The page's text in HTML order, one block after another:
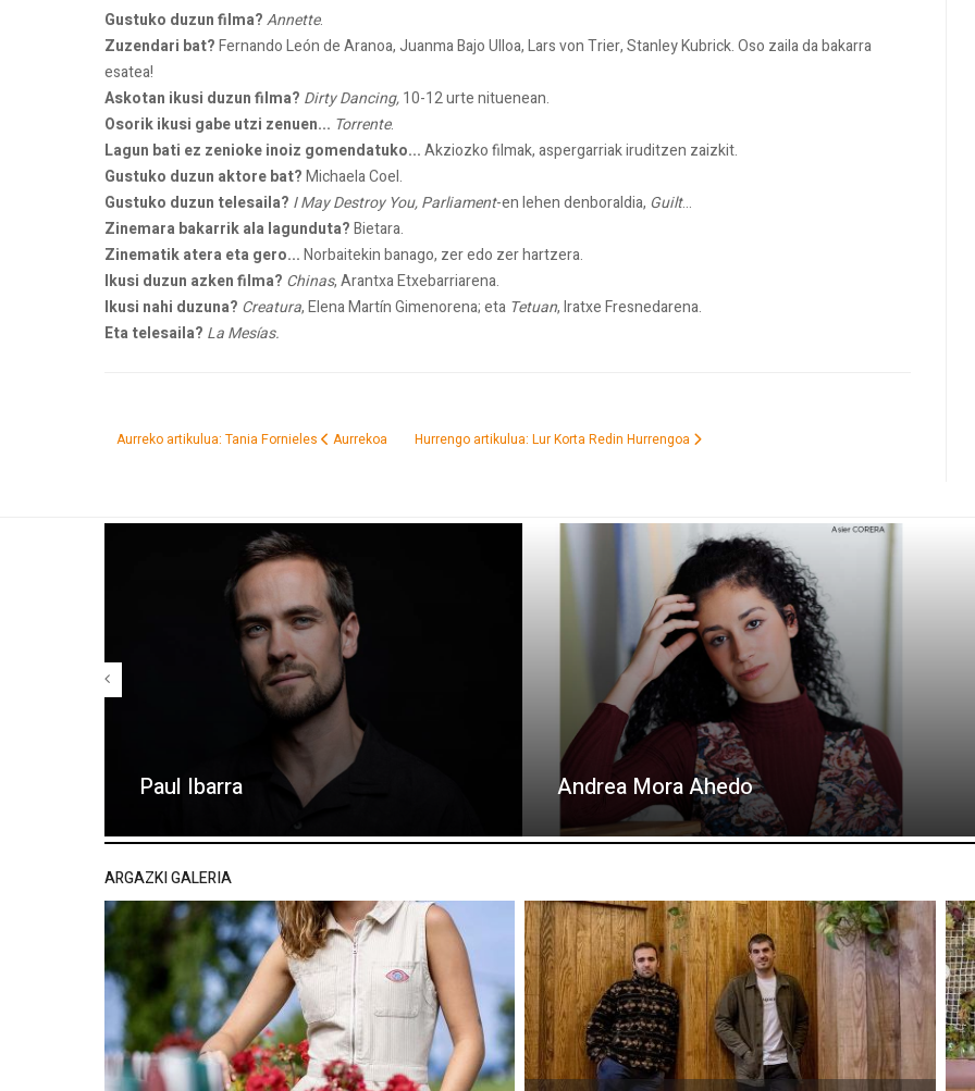
Gustuko duzun filma?Annette.
Zuzendari bat?Fernando León de Aranoa, Juanma Bajo Ulloa, Lars von Trier, Stanley Kubrick. Oso zaila da bakarra
esatea!
Askotan ikusi duzun filma? Dirty Dancing,10-12 urte nituenean.
Osorik ikusi gabe utzi zenuen... Torrente.
Lagun bati ez zenioke inoiz gomendatuko...Akziozko filmak, aspergarriak iruditzen zaizkit.
Gustuko duzun aktore bat?Michaela Coel.
Gustuko duzun telesaila? I May Destroy You, Parliament-en lehen denboraldia, Guilt...
Zinemara bakarrik ala lagunduta?Bietara.
Zinematik atera eta gero...Norbaitekin banago, zer edo zer hartzera.
Ikusi duzun azken filma? Chinas, Arantxa Etxebarriarena.
Ikusi nahi duzuna? Creatura, Elena Martín Gimenorena; eta Tetuan, Iratxe Fresnedarena.
Eta telesaila? La Mesías.
Aurreko artikulua: Tania Fornieles Aurrekoa Hurrengo artikulua: Lur Korta Redin Hurrengoa
Paul Ibarra Andrea Mora Ahedo
ARGAZKI GALERIA